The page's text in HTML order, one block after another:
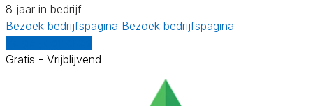
8 jaar in bedrijf
Bezoek bedrijfspagina Bezoek bedrijfspagina
Gratis - Vrijblijvend